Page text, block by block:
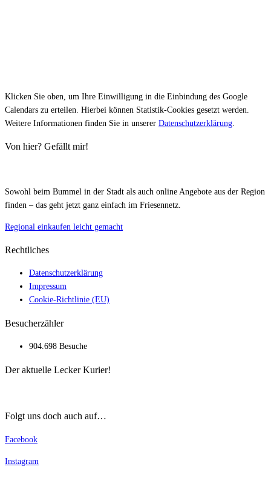
Klicken Sie oben, um Ihre Einwilligung in die Einbindung des Google
Calendars zu erteilen. Hierbei können Statistik-Cookies gesetzt werden.
Weitere Informationen finden Sie in unserer Datenschutzerklärung
Von hier? Gefällt mir!
Sowohl beim Bummel in der Stadt als auch online Angebote aus der Region
finden – das geht jetzt ganz einfach im Friesennetz.
Regional einkaufen leicht gemacht
Rechtliches
Datenschutzerklärung
Impressum
Cookie-Richtlinie (EU)
Besucherzähler
904.698 Besuche
Der aktuelle Lecker Kurier!
Folgt uns doch auch auf…
Facebook
Instagram